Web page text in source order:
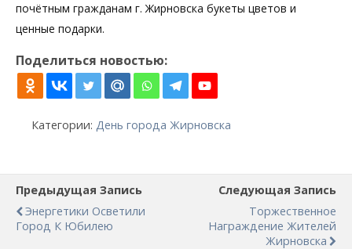
почётным гражданам г. Жирновска букеты цветов и
ценные подарки.
Поделиться новостью:
Категории: День города Жирновска
Предыдущая Запись
Энергетики Осветили
Город К Юбилею
Следующая Запись
Торжественное
Награждение Жителей
Жирновска